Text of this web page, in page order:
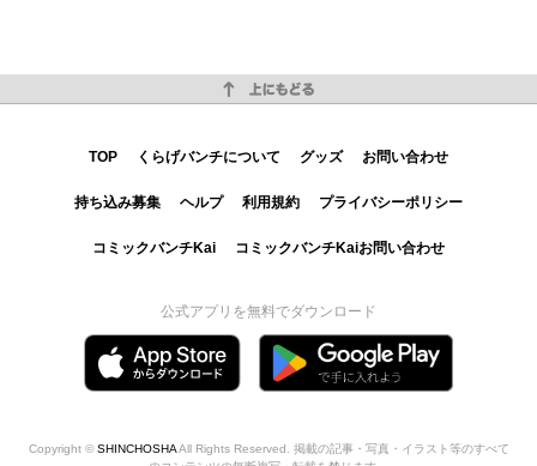
TOP くらげバンチについて グッズ お問い合わせ
持ち込み募集 ヘルプ 利用規約 プライバシーポリシー
コミックバンチKai コミックバンチKaiお問い合わせ
公式アプリを無料でダウンロード
Copyright © SHINCHOSHAAll Rights Reserved. 掲載の記事・写真・イラスト等のすべて